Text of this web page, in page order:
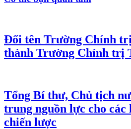
Đổi tên Trường Chính
thành Trường Chính trị
Tổng Bí thư, Chủ tịch
trung nguồn lực cho các
chiến lược